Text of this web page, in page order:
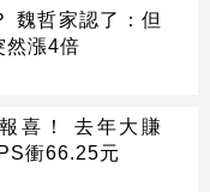
魏哲家認了：但
然漲4倍
喜！ 去年大賺
衝66.25元